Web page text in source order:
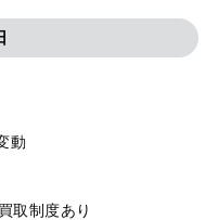
動
取制度あり